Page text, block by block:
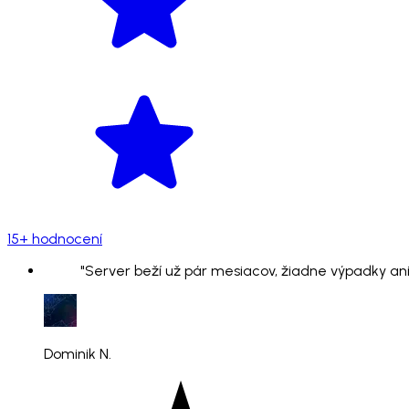
15+ hodnocení
"Server beží už pár mesiacov, žiadne výpadky
Dominik N.